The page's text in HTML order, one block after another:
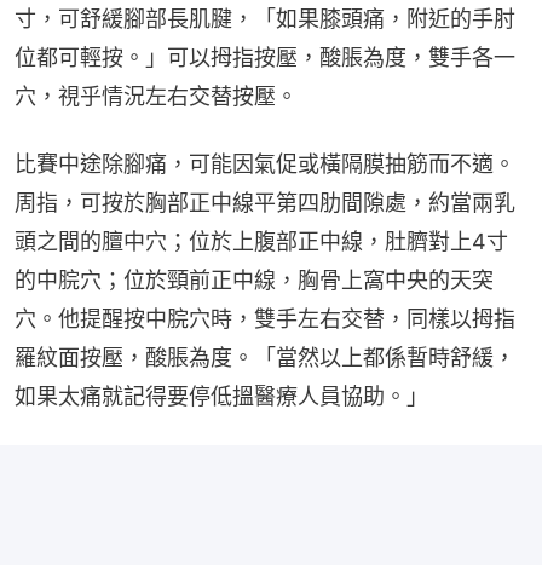
寸，可舒緩腳部長肌腱，「如果膝頭痛，附近的手肘
位都可輕按。」可以拇指按壓，酸脹為度，雙手各一
穴，視乎情況左右交替按壓。
比賽中途除腳痛，可能因氣促或橫隔膜抽筋而不適。
周指，可按於胸部正中線平第四肋間隙處，約當兩乳
頭之間的膻中穴；位於上腹部正中線，肚臍對上4寸
的中脘穴；位於頸前正中線，胸骨上窩中央的天突
穴。他提醒按中脘穴時，雙手左右交替，同樣以拇指
羅紋面按壓，酸脹為度。「當然以上都係暫時舒緩，
如果太痛就記得要停低搵醫療人員協助。」